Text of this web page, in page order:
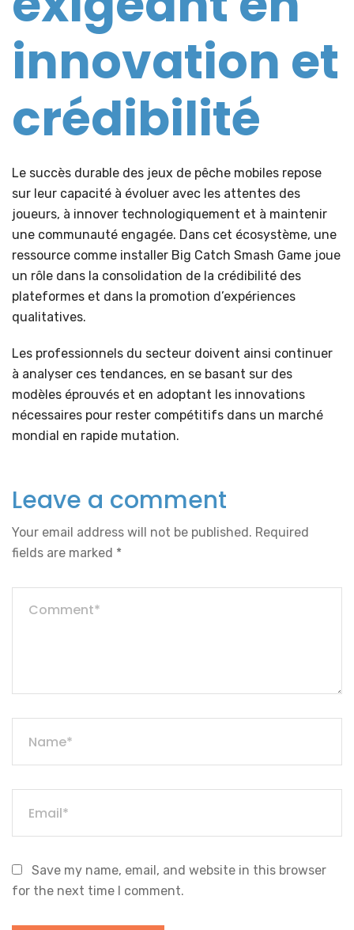
innovation et
crédibilité
Le succès durable des jeux de pêche mobiles repose
sur leur capacité à évoluer avec les attentes des
joueurs, à innover technologiquement et à maintenir
une communauté engagée. Dans cet écosystème, une
ressource comme installer Big Catch Smash Game joue
un rôle dans la consolidation de la crédibilité des
plateformes et dans la promotion d’expériences
qualitatives.
Les professionnels du secteur doivent ainsi continuer
à analyser ces tendances, en se basant sur des
modèles éprouvés et en adoptant les innovations
nécessaires pour rester compétitifs dans un marché
mondial en rapide mutation.
Leave a comment
Your email address will not be published. Required
fields are marked *
Save my name, email, and website in this browser
for the next time I comment.